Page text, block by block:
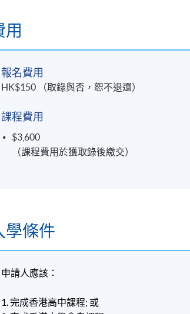
用
報名費用
HK$150 （取錄與否，恕不退還）
課程費用
$3,600
（課程費用於獲取錄後繳交）
學條件
申請人應該：
1. 完成香港高中課程; 或